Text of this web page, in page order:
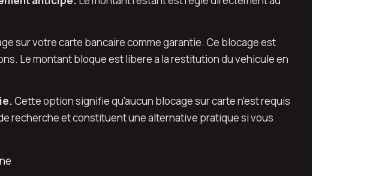
sur votre carte bancaire comme garantie. Ce blocage est
Le montant bloque est libere a la restitution du vehicule en
Cette option signifie qu'aucun blocage sur carte n'est requis
recherche et constituent une alternative pratique si vous